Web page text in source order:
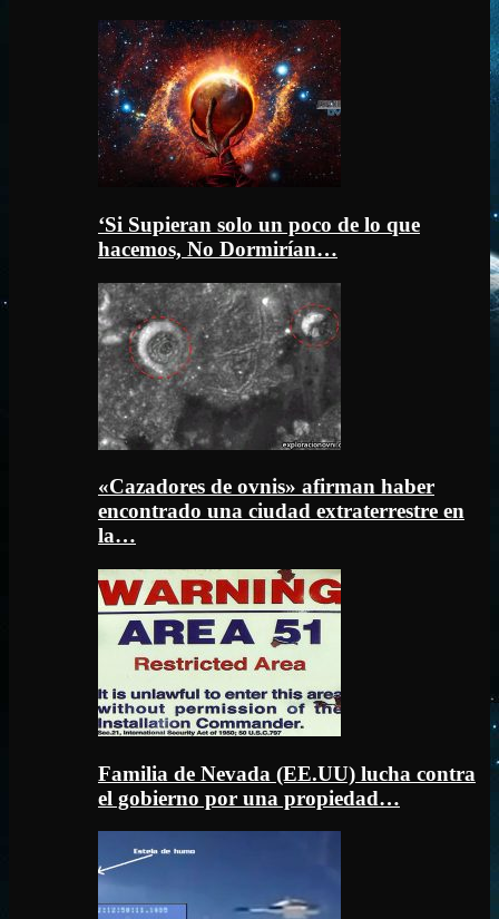
‘Si Supieran solo un poco de lo que
hacemos, No Dormirían…
«Cazadores de ovnis» afirman haber
encontrado una ciudad extraterrestre en
la…
Familia de Nevada (EE.UU) lucha contra
el gobierno por una propiedad…